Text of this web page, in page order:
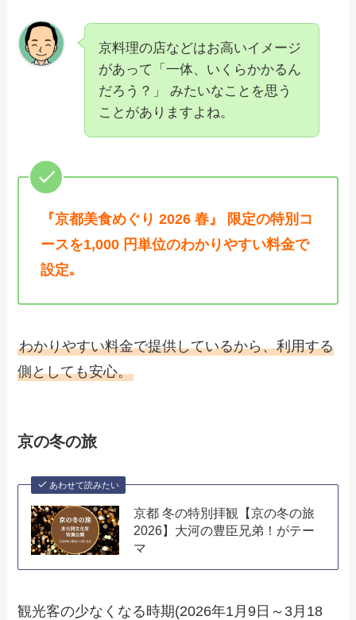
京料理の店などはお高いイメージ
があって「一体、いくらかかるん
だろう？」 みたいなことを思う
ことがありますよね。
『京都美食めぐり 2026 春』 限定の特別コ
ースを1,000 円単位のわかりやすい料金で
設定｡
わかりやすい料金で提供しているから、利用する
側としても安心。
京の冬の旅
あわせて読みたい
京都 冬の特別拝観【京の冬の旅
2026】大河の豊臣兄弟！がテー
マ
観光客の少なくなる時期(2026年1月9日～3月18